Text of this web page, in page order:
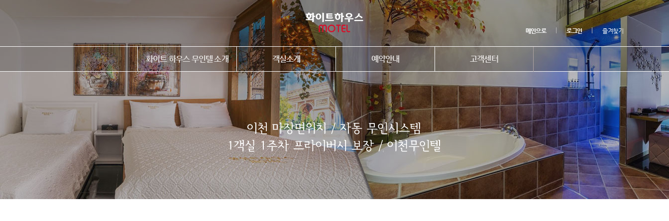
메인으로 로그인 즐겨찾기
화이트 하우스 무인텔 소개 객실소개 예약안내 고객센터